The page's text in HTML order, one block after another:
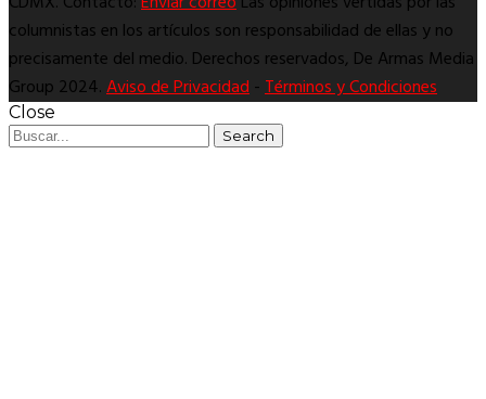
columnistas en los artículos son responsabilidad de ellas y no
precisamente del medio. Derechos reservados, De Armas Media
Group 2024.Aviso de Privacidad-Términos y Condiciones
Close